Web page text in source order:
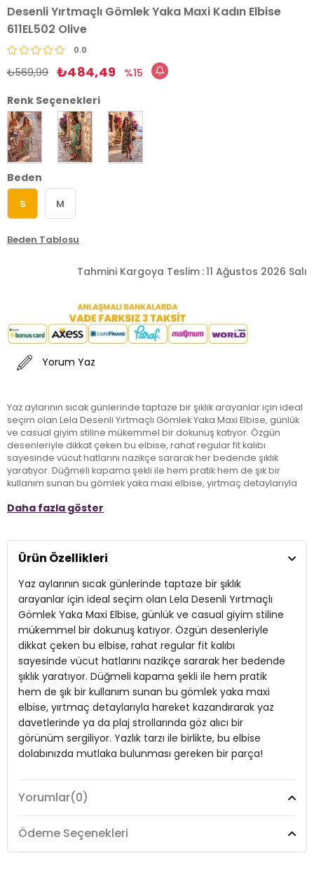
Desenli Yırtmaçlı Gömlek Yaka Maxi Kadın Elbise
611EL502 Olive
0.0
₺569,99 ₺484,49
15
Renk Seçenekleri
Beden
S M
Beden Tablosu
Tahmini Kargoya Teslim :11 Ağustos 2026 Salı
Yorum Yaz
Yaz aylarının sıcak günlerinde taptaze bir şıklık arayanlar için ideal
seçim olan Lela Desenli Yırtmaçlı Gömlek Yaka Maxi Elbise, günlük
ve casual giyim stiline mükemmel bir dokunuş katıyor. Özgün
desenleriyle dikkat çeken bu elbise, rahat regular fit kalıbı
sayesinde vücut hatlarını nazikçe sararak her bedende şıklık
yaratıyor. Düğmeli kapama şekli ile hem pratik hem de şık bir
kullanım sunan bu gömlek yaka maxi elbise, yırtmaç detaylarıyla
alıcı bir görünüm sergiliyor. Yazlık tarzı ile birlikte, bu elbise
Model:Elbise
Giyim Tarzı:Günlük/Casual
Desen:Desenli
Mevsim: Yazlık
Yaka Tipi:Gömlek Yaka
Kapama Şekli: Düğmeli
Uzunluk: Maxi
Kalıp Bilgisi:Regular Fit
Yaş Grubu:Yetişkin
Daha fazla göster
Ürün Özellikleri
Yaz aylarının sıcak günlerinde taptaze bir şıklık
arayanlar için ideal seçim olan Lela Desenli Yırtmaçlı
Gömlek Yaka Maxi Elbise, günlük ve casual giyim stiline
mükemmel bir dokunuş katıyor. Özgün desenleriyle
dikkat çeken bu elbise, rahat regular fit kalıbı
sayesinde vücut hatlarını nazikçe sararak her bedende
şıklık yaratıyor. Düğmeli kapama şekli ile hem pratik
hem de şık bir kullanım sunan bu gömlek yaka maxi
elbise, yırtmaç detaylarıyla hareket kazandırarak yaz
davetlerinde ya da plaj strollarında göz alıcı bir
görünüm sergiliyor. Yazlık tarzı ile birlikte, bu elbise
dolabınızda mutlaka bulunması gereken bir parça!
Model:Elbise
Giyim Tarzı:Günlük/Casual
Yorumlar(0)
Ödeme Seçenekleri